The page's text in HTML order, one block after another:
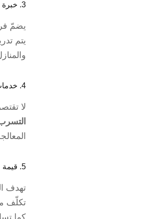
3. خبرة فنية وكفاءة عالية
يضمّ
يتم
4. خدمات شاملة من الكشف إلى الإصلاح
لا
5. قيمة مضافة للعميل
تهدف
تكلّف
كما